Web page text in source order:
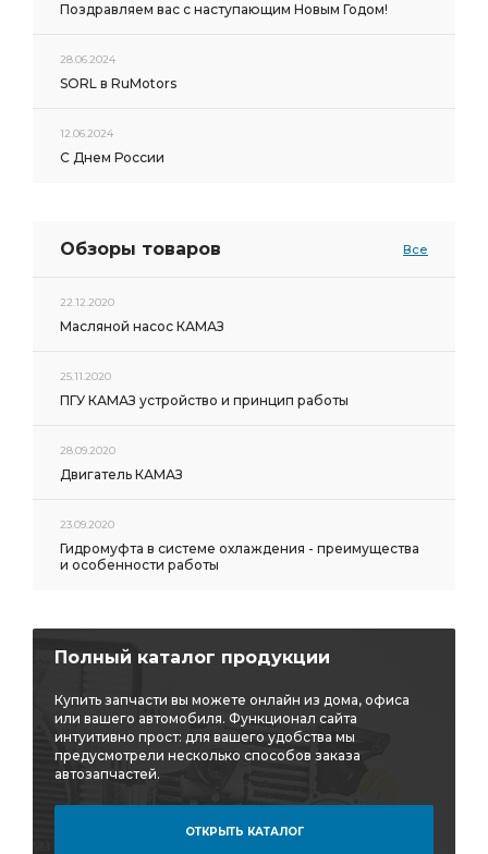
Поздравляем вас с наступающим Новым Годом!
28.06.2024
SORL в RuMotors
12.06.2024
С Днем России
Обзоры товаров Все
22.12.2020
Масляной насос КАМАЗ
25.11.2020
ПГУ КАМАЗ устройство и принцип работы
28.09.2020
Двигатель КАМАЗ
23.09.2020
Гидромуфта в системе охлаждения - преимущества
и особенности работы
Полный каталог продукции
Купить запчасти вы можете онлайн из дома, офиса
или вашего автомобиля. Функционал сайта
интуитивно прост: для вашего удобства мы
предусмотрели несколько способов заказа
автозапчастей.
ОТКРЫТЬ КАТАЛОГ